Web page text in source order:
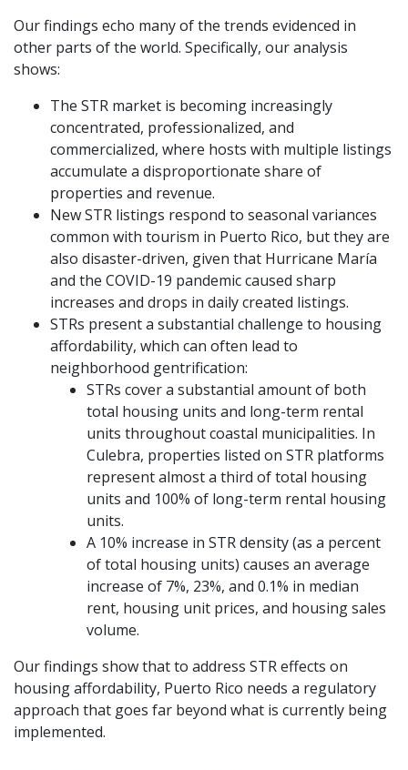
Our findings echo many of the trends evidenced in
other parts of the world. Specifically, our analysis
shows:
The STR market is becoming increasingly
concentrated, professionalized, and
commercialized, where hosts with multiple listings
accumulate a disproportionate share of
properties and revenue.
New STR listings respond to seasonal variances
common with tourism in Puerto Rico, but they are
also disaster-driven, given that Hurricane María
and the COVID-19 pandemic caused sharp
increases and drops in daily created listings.
STRs present a substantial challenge to housing
affordability, which can often lead to
neighborhood gentrification:
STRs cover a substantial amount of both
total housing units and long-term rental
units throughout coastal municipalities. In
Culebra, properties listed on STR platforms
represent almost a third of total housing
units and 100% of long-term rental housing
units.
A 10% increase in STR density (as a percent
of total housing units) causes an average
increase of 7%, 23%, and 0.1% in median
rent, housing unit prices, and housing sales
volume.
Our findings show that to address STR effects on
housing affordability, Puerto Rico needs a regulatory
approach that goes far beyond what is currently being
implemented.